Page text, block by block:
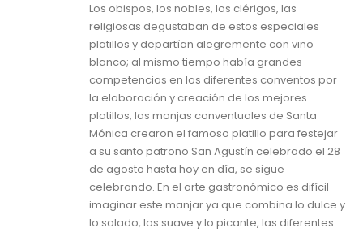
Los obispos, los nobles, los clérigos, las
religiosas degustaban de estos especiales
platillos y departían alegremente con vino
blanco; al mismo tiempo había grandes
competencias en los diferentes conventos por
la elaboración y creación de los mejores
platillos, las monjas conventuales de Santa
Mónica crearon el famoso platillo para festejar
a su santo patrono San Agustín celebrado el 28
de agosto hasta hoy en día, se sigue
celebrando. En el arte gastronómico es difícil
imaginar este manjar ya que combina lo dulce y
lo salado, los suave y lo picante, las diferentes